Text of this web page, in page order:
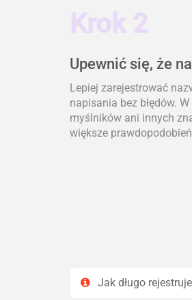
Krok 2
Upewnić się, że
Lepiej zarejestrować
napisania bez błędów.
myślników ani innych
większe
Jak długo